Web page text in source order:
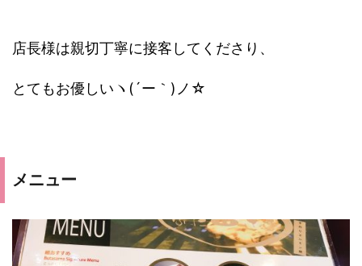
店長様は親切丁寧に接客してくださり、
とてもお優しいヽ(´ー｀)ノ☆
メニュー